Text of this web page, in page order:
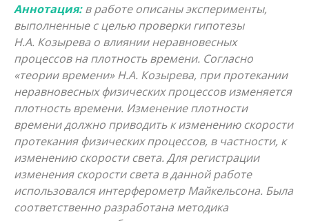
Аннотация:в работе описаны эксперименты,
выполненные с целью проверки гипотезы
Н.А. Козырева о влиянии неравновесных
процессов на плотность времени. Согласно
«теории времени» Н.А. Козырева, при протекании
неравновесных физических процессов изменяется
плотность времени. Изменение плотности
времени должно приводить к изменению скорости
протекания физических процессов, в частности, к
изменению скорости света. Для регистрации
изменения скорости света в данной работе
использовался интерферометр Майкельсона. Была
соответственно разработана методика